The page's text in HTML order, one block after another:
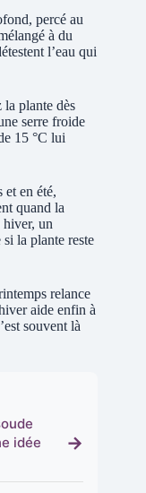
percé au
à du
l’eau qui
plante dès
serre froide
15 °C lui
et en été,
quand la
hiver, un
la plante reste
relance
aide enfin à
souvent là
idée
→